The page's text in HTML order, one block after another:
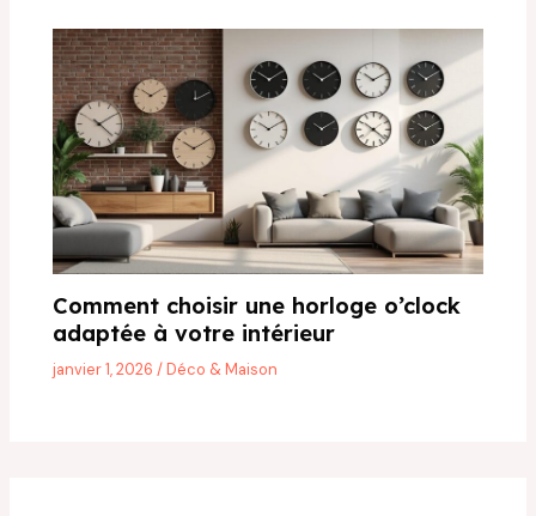
Comment choisir une horloge o’clock
adaptée à votre intérieur
janvier 1, 2026/Déco & Maison